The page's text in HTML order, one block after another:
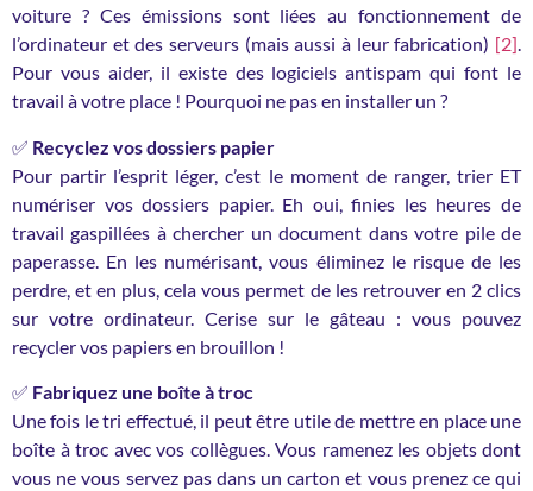
voiture ? Ces émissions sont liées au fonctionnement de
l’ordinateur et des serveurs (mais aussi à leur fabrication) [2].
Pour vous aider, il existe des logiciels antispam qui font le
travail à votre place ! Pourquoi ne pas en installer un ?
✅​ Recyclez vos dossiers papier
Pour partir l’esprit léger, c’est le moment de ranger, trier ET
numériser vos dossiers papier. Eh oui, finies les heures de
travail gaspillées à chercher un document dans votre pile de
paperasse. En les numérisant, vous éliminez le risque de les
perdre, et en plus, cela vous permet de les retrouver en 2 clics
sur votre ordinateur. Cerise sur le gâteau : vous pouvez
recycler vos papiers en brouillon !
✅ Fabriquez une boîte à troc
Une fois le tri effectué, il peut être utile de mettre en place une
boîte à troc avec vos collègues. Vous ramenez les objets dont
vous ne vous servez pas dans un carton et vous prenez ce qui